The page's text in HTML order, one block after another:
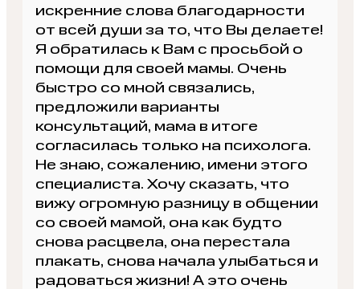
искренние слова благодарности
от всей души за то, что Вы делаете!
Я обратилась к Вам с просьбой о
помощи для своей мамы. Очень
быстро со мной связались,
предложили варианты
консультаций, мама в итоге
согласилась только на психолога.
Не знаю, сожалению, имени этого
специалиста. Хочу сказать, что
вижу огромную разницу в общении
со своей мамой, она как будто
снова расцвела, она перестала
плакать, снова начала улыбаться и
радоваться жизни! А это очень